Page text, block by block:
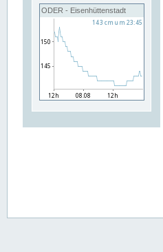
ODER - Eisenhüttenstadt